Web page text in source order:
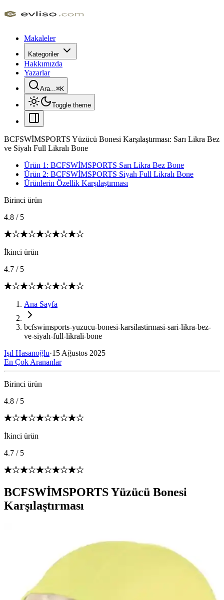
Makaleler
Kategoriler
Hakkımızda
Yazarlar
Ara...⌘K
Toggle theme
BCFSWİMSPORTS Yüzücü Bonesi Karşılaştırması: Sarı Likra Bez
ve Siyah Full Likralı Bone
Ürün 1: BCFSWİMSPORTS Sarı Likra Bez Bone
Ürün 2: BCFSWİMSPORTS Siyah Full Likralı Bone
Ürünlerin Özellik Karşılaştırması
Birinci ürün
4.8 / 5
İkinci ürün
4.7 / 5
Ana Sayfa
bcfswimsports-yuzucu-bonesi-karsilastirmasi-sari-likra-bez-
ve-siyah-full-likrali-bone
Işıl Hasanoğlu·15 Ağustos 2025
En Çok Arananlar
Birinci ürün
4.8 / 5
İkinci ürün
4.7 / 5
BCFSWİMSPORTS Yüzücü Bonesi
Karşılaştırması